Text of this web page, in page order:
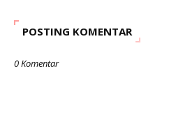
POSTING KOMENTAR
0 Komentar